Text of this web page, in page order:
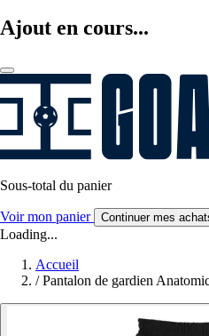
Ajout en cours...
Sous-total du panier
Voir mon panier Continuer mes
Loading...
Accueil
/ Pantalon de gardien